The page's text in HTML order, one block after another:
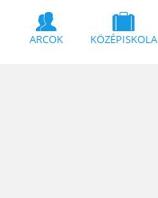
ARCOK KÖZÉPISKOLA